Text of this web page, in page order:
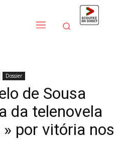
Dossier
de Sousa
da telenovela
» por vitória nos